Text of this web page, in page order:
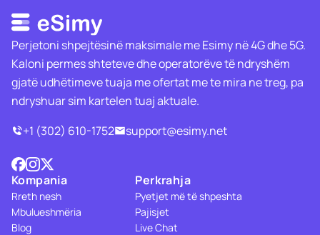
Perjetoni shpejtësinë maksimale me Esimy në 4G dhe 5G.
Kaloni permes shteteve dhe operatorëve të ndryshëm
gjatë udhëtimeve tuaja me ofertat me te mira ne treg, pa
ndryshuar sim kartelen tuaj aktuale.
+1 (302) 610-1752
support@esimy.net
Kompania
Rreth nesh
Mbulueshmëria
Blog
Perkrahja
Pyetjet më të shpeshta
Pajisjet
Live Chat